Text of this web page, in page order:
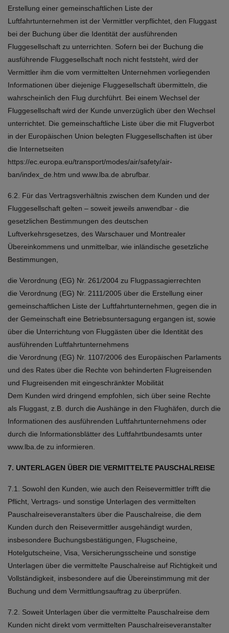
Erstellung einer gemeinschaftlichen Liste der
Luftfahrtunternehmen ist der Vermittler verpflichtet, den Fluggast
bei der Buchung über die Identität der ausführenden
Fluggesellschaft zu unterrichten. Sofern bei der Buchung die
ausführende Fluggesellschaft noch nicht feststeht, wird der
Vermittler ihm die vom vermittelten Unternehmen vorliegenden
Informationen über diejenige Fluggesellschaft übermitteln, die
wahrscheinlich den Flug durchführt. Bei einem Wechsel der
Fluggesellschaft wird der Kunde unverzüglich über den Wechsel
unterrichtet. Die gemeinschaftliche Liste über die mit Flugverbot
in der Europäischen Union belegten Fluggesellschaften ist über
die Internetseiten
https://ec.europa.eu/transport/modes/air/safety/air-
ban/index_de.htm und www.lba.de abrufbar.
6.2. Für das Vertragsverhältnis zwischen dem Kunden und der
Fluggesellschaft gelten – soweit jeweils anwendbar - die
gesetzlichen Bestimmungen des deutschen
Luftverkehrsgesetzes, des Warschauer und Montrealer
Übereinkommens und unmittelbar, wie inländische gesetzliche
Bestimmungen,
die Verordnung (EG) Nr. 261/2004 zu Flugpassagierrechten
die Verordnung (EG) Nr. 2111/2005 über die Erstellung einer
gemeinschaftlichen Liste der Luftfahrtunternehmen, gegen die in
der Gemeinschaft eine Betriebsuntersagung ergangen ist, sowie
über die Unterrichtung von Fluggästen über die Identität des
ausführenden Luftfahrtunternehmens
die Verordnung (EG) Nr. 1107/2006 des Europäischen Parlaments
und des Rates über die Rechte von behinderten Flugreisenden
und Flugreisenden mit eingeschränkter Mobilität
Dem Kunden wird dringend empfohlen, sich über seine Rechte
als Fluggast, z.B. durch die Aushänge in den Flughäfen, durch die
Informationen des ausführenden Luftfahrtunternehmens oder
durch die Informationsblätter des Luftfahrtbundesamts unter
www.lba.de zu informieren.
7. UNTERLAGEN ÜBER DIE VERMITTELTE PAUSCHALREISE
7.1. Sowohl den Kunden, wie auch den Reisevermittler trifft die
Pflicht, Vertrags- und sonstige Unterlagen des vermittelten
Pauschalreiseveranstalters über die Pauschalreise, die dem
Kunden durch den Reisevermittler ausgehändigt wurden,
insbesondere Buchungsbestätigungen, Flugscheine,
Hotelgutscheine, Visa, Versicherungsscheine und sonstige
Unterlagen über die vermittelte Pauschalreise auf Richtigkeit und
Vollständigkeit, insbesondere auf die Übereinstimmung mit der
Buchung und dem Vermittlungsauftrag zu überprüfen.
7.2. Soweit Unterlagen über die vermittelte Pauschalreise dem
Kunden nicht direkt vom vermittelten Pauschalreiseveranstalter